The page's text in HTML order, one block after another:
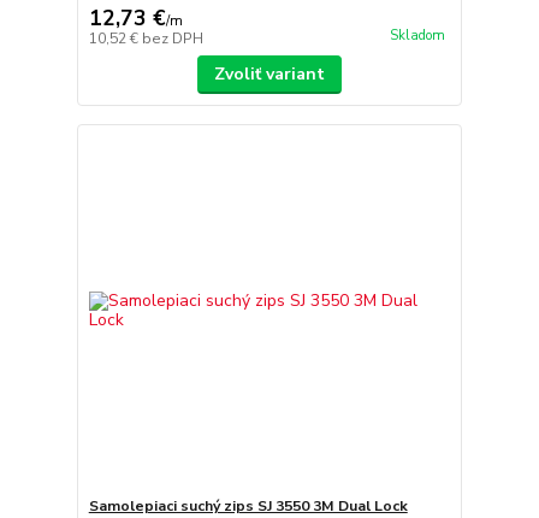
12,73 €/m
10,52 € bez DPH Skladom
Zvoliť variant
Samolepiaci suchý zips SJ 3550 3M Dual Lock